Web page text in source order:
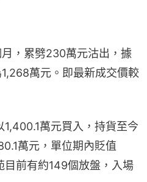
，累劈230萬元沽出，據
萬元。即最新成交價較
萬元買入，持貨至今
萬元，單位期內貶值
目前有約149個放盤，入場